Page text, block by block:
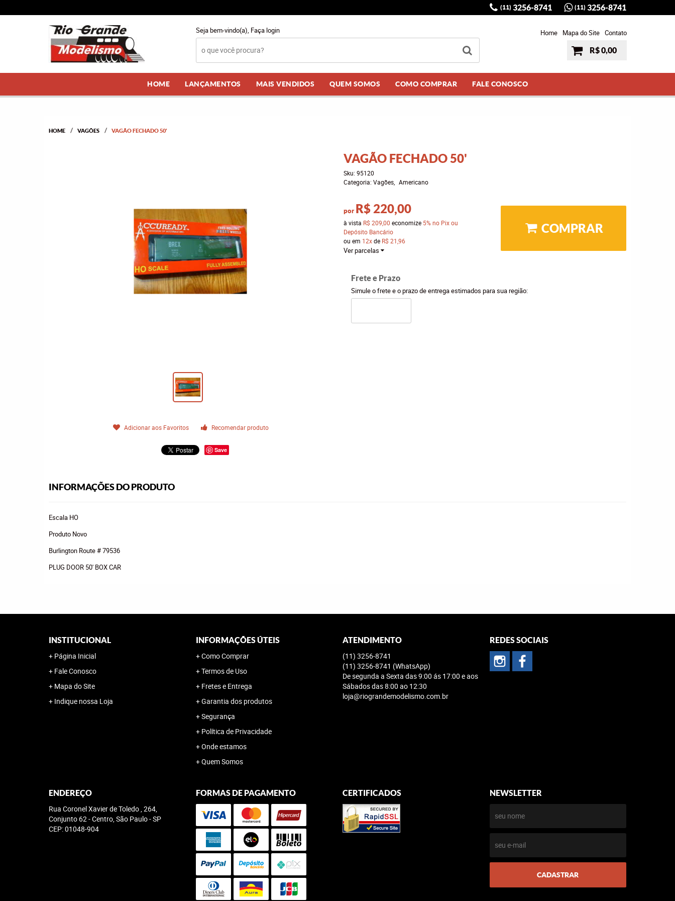
(11) 3256-8741 (11) 3256-8741
Seja bem-vindo(a), Faça login Home Mapa do Site Contato
R$ 0,00
HOME LANÇAMENTOS MAIS VENDIDOS QUEM SOMOS COMO COMPRAR FALE CONOSCO
HOME VAGÕES VAGÃO FECHADO 50'
Adicionar aos Favoritos Recomendar produto
Save
VAGÃO FECHADO 50'
Sku: 95120
Categoria: Vagões Americano
por R$ 220,00
à vista R$ 209,00 economize 5% no Pix ou
Depósito Bancário
ou em 12xde R$ 21,96
Ver parcelas
COMPRAR
Frete e Prazo
Simule o frete e o prazo de entrega estimados para sua região:
INFORMAÇÕES DO PRODUTO
Escala HO
Produto Novo
Burlington Route # 79536
PLUG DOOR 50' BOX CAR
INSTITUCIONAL
Página Inicial
Fale Conosco
Mapa do Site
Indique nossa Loja
INFORMAÇÕES ÚTEIS
Como Comprar
Termos de Uso
Fretes e Entrega
Garantia dos produtos
Segurança
Política de Privacidade
Onde estamos
Quem Somos
ATENDIMENTO
(11) 3256-8741
(11) 3256-8741 (WhatsApp)
De segunda a Sexta das 9:00 ás 17:00 e aos
Sábados das 8:00 ao 12:30
loja@riograndemodelismo.com.br
REDES SOCIAIS
ENDEREÇO
Rua Coronel Xavier de Toledo , 264,
Conjunto 62-Centro, São Paulo-SP
CEP: 01048-904
FORMAS DE PAGAMENTO CERTIFICADOS NEWSLETTER
CADASTRAR